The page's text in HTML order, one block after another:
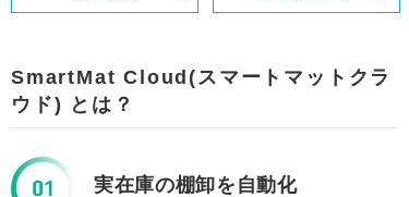
SmartMat Cloud(スマートマットクラ
ウド) とは？
実在庫の棚卸を自動化